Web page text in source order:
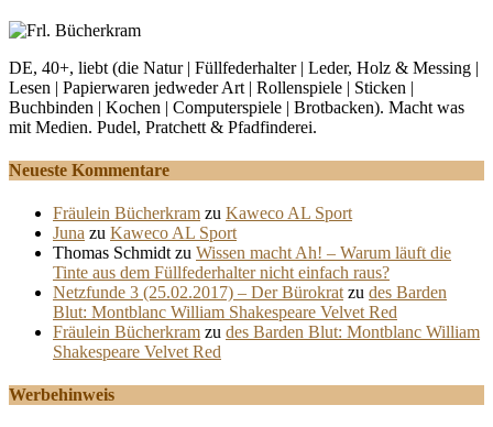
DE, 40+, liebt (die Natur | Füllfederhalter | Leder, Holz & Messing |
Lesen | Papierwaren jedweder Art | Rollenspiele | Sticken |
Buchbinden | Kochen | Computerspiele | Brotbacken). Macht was
mit Medien. Pudel, Pratchett & Pfadfinderei.
Neueste Kommentare
Fräulein Bücherkram zu Kaweco AL Sport
Juna zu Kaweco AL Sport
Thomas Schmidt zu Wissen macht Ah! – Warum läuft die
Tinte aus dem Füllfederhalter nicht einfach raus?
Netzfunde 3 (25.02.2017) – Der Bürokrat zu des Barden
Blut: Montblanc William Shakespeare Velvet Red
Fräulein Bücherkram zu des Barden Blut: Montblanc William
Shakespeare Velvet Red
Werbehinweis